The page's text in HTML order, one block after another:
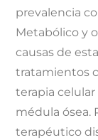
prevalencia
Metabólico y
causas de
tratamientos
terapia
médula ósea.
terapéutico